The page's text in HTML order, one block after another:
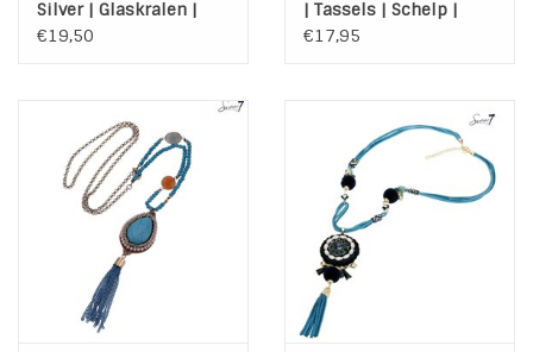
Silver | Glaskralen |
Suedine
€19,50
| Tassels | Schelp |
Facet | Turquoise |
€17,95